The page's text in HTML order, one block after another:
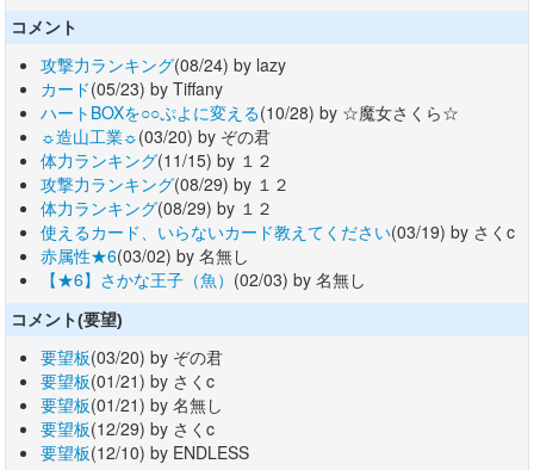
コメント
攻撃力ランキング(08/24) by lazy
カード(05/23) by Tiffany
ハートBOXを○○ぷよに変える(10/28) by ☆魔女さくら☆
☼造山工業☼(03/20) by ぞの君
体力ランキング(11/15) by １２
攻撃力ランキング(08/29) by １２
体力ランキング(08/29) by １２
使えるカード、いらないカード教えてください(03/19) by さくc
赤属性★6(03/02) by 名無し
【★6】さかな王子（魚） (02/03) by 名無し
コメント(要望)
要望板(03/20) by ぞの君
要望板(01/21) by さくc
要望板(01/21) by 名無し
要望板(12/29) by さくc
要望板(12/10) by ENDLESS